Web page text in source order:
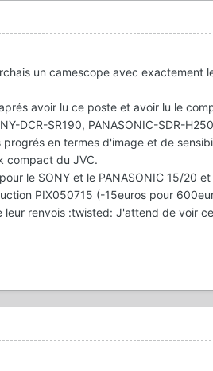
un camescope avec exactement
avoir lu ce poste et avoir lu le
DCR-SR190, PANASONIC-SDR-
en termes d'image et de
compact du JVC.
le SONY et le PANASONIC 15/20
PIX050715 (-15euros pour
renvois :twisted: J'attend de voir